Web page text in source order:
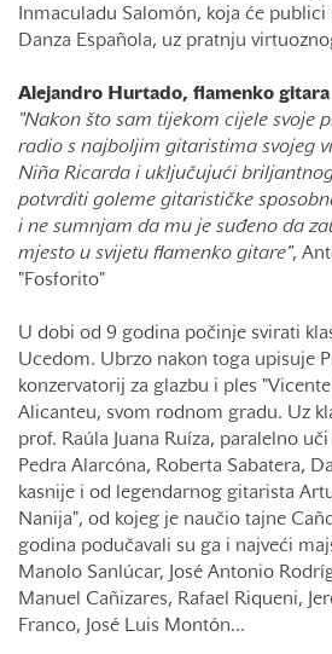
Inmaculadu Salomón, koja će
Danza Española, uz pratnju
Alejandro Hurtado, flamenko gitara
"Nakon što sam tijekom cijele svoje
radio s najboljim gitaristima svojeg
Niña Ricarda i uključujući
potvrditi goleme gitarističke
i ne sumnjam da mu je suđeno da
mjesto u svijetu flamenko gitare",
"Fosforito"
U dobi od 9 godina počinje svirati
Ucedom. Ubrzo nakon toga upisuje
konzervatorij za glazbu i ples
Alicanteu, svom rodnom gradu. Uz
prof. Raúla Juana Ruíza, paralelno
Pedra Alarcóna, Roberta Sabatera,
kasnije i od legendarnog gitarista
Nanija", od kojeg je naučio tajne
godina podučavali su ga i najveći
Manolo Sanlúcar, José Antonio
Manuel Cañizares, Rafael Riqueni,
Franco, José Luis Montón...